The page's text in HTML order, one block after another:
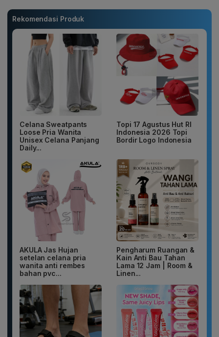
Rekomendasi Produk
Celana Sweatpants
Loose Pria Wanita
Unisex Celana Panjang
Daily...
Topi 17 Agustus Hut RI
Indonesia 2026 Topi
Bordir Logo Indonesia
AKULA Jas Hujan
setelan celana pria
wanita anti rembes
bahan pvc...
Pengharum Ruangan &
Kain Anti Bau Tahan
Lama 12 Jam | Room &
Linen...